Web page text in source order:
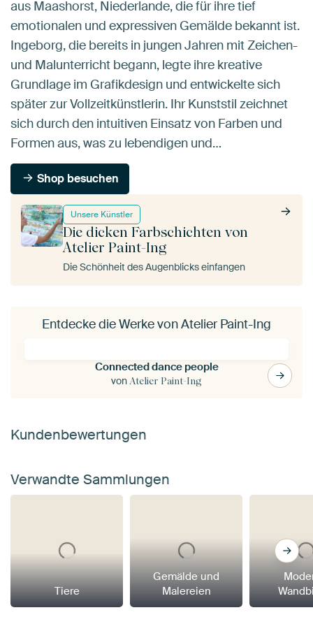
Unsere Künstler
Die dicken Farbschichten von
Atelier Paint-Ing
Die Schönheit des Augenblicks einfangen
aus Maashorst, Niederlande, die für ihre tief
emotionalen und expressiven Gemälde bekannt ist.
Ingeborg, die bereits in jungen Jahren mit Zeichen-
und Malunterricht begann, legte ihre kreative
Grundlage im Grafikdesign und entwickelte sich
später zur Vollzeitkünstlerin. Ihr Kunststil zeichnet
sich durch den intuitiven Einsatz von Farben und
Formen aus, was zu lebendigen und…
Shop besuchen
Entdecke die Werke von Atelier Paint-Ing
Connected dance people
von Atelier Paint-Ing
Kundenbewertungen
Verwandte Sammlungen
Tiere
Gemälde und
Malereien